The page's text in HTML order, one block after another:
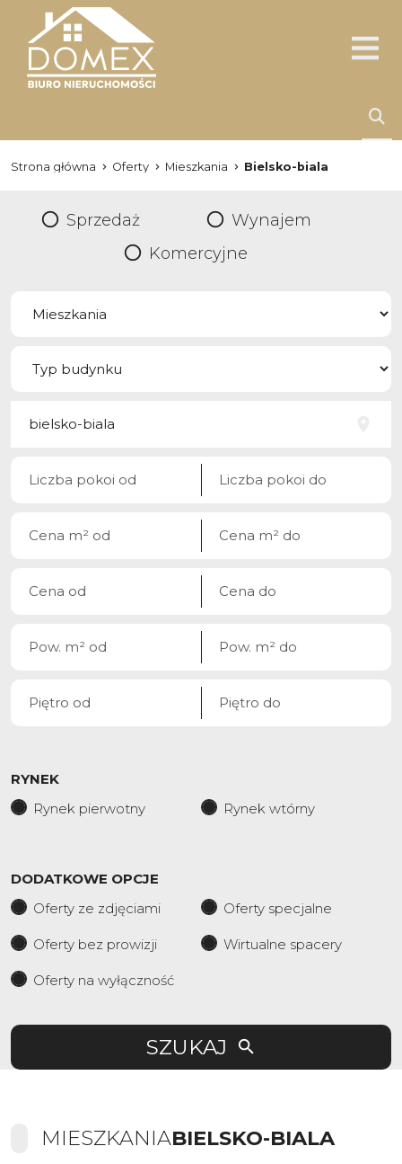
Strona główna Oferty Mieszkania Bielsko-biala
Sprzedaż
Wynajem
Komercyjne
RYNEK
Rynek pierwotny
Rynek wtórny
DODATKOWE OPCJE
Oferty ze zdjęciami
Oferty specjalne
Oferty bez prowizji Wirtualne spacery
Oferty na wyłączność
SZUKAJ
MIESZKANIABIELSKO-BIALA